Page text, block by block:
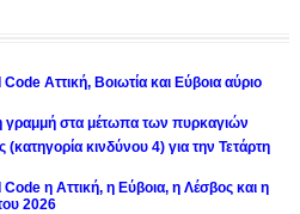
Αττική, Βοιωτία και Εύβοια αύριο
γραμμή στα μέτωπα των πυρκαγιών
κινδύνου 4) για την Τετάρτη
η Αττική, η Εύβοια, η Λέσβος και η
2026